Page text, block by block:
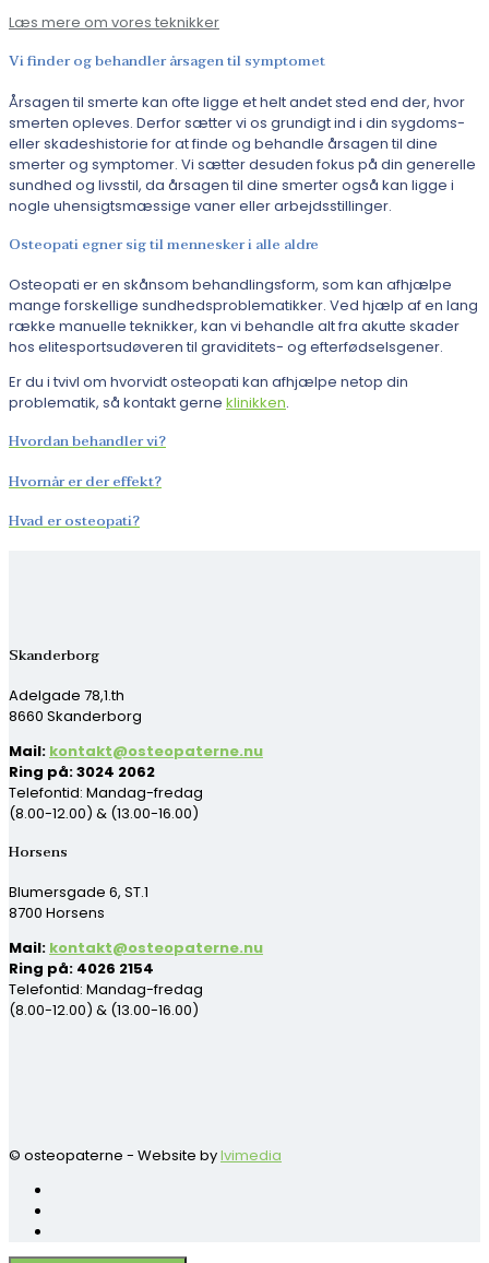
Læs mere om vores teknikker
Vi finder og behandler årsagen til symptomet
Årsagen til smerte kan ofte ligge et helt andet sted end der, hvor
smerten opleves. Derfor sætter vi os grundigt ind i din sygdoms-
eller skadeshistorie for at finde og behandle årsagen til dine
smerter og symptomer. Vi sætter desuden fokus på din generelle
sundhed og livsstil, da årsagen til dine smerter også kan ligge i
nogle uhensigtsmæssige vaner eller arbejdsstillinger.
Osteopati egner sig til mennesker i alle aldre
Osteopati er en skånsom behandlingsform, som kan afhjælpe
mange forskellige sundhedsproblematikker. Ved hjælp af en lang
række manuelle teknikker, kan vi behandle alt fra akutte skader
hos elitesportsudøveren til graviditets- og efterfødselsgener.
Er du i tvivl om hvorvidt osteopati kan afhjælpe netop din
problematik, så kontakt gerne klinikken.
Hvordan behandler vi?
Hvornår er der effekt?
Hvad er osteopati?
Skanderborg
Adelgade 78,1.th
8660 Skanderborg
Mail: kontakt@osteopaterne.nu
Ring på: 3024 2062
Telefontid: Mandag-fredag
(8.00-12.00) & (13.00-16.00)
Horsens
Blumersgade 6, ST.1
8700 Horsens
Mail: kontakt@osteopaterne.nu
Ring på: 4026 2154
Telefontid: Mandag-fredag
(8.00-12.00) & (13.00-16.00)
© osteopaterne - Website byIvimedia